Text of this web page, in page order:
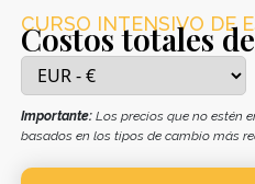
CURSO INTENSIVO DE
Costos totales
Importante:Los precios que no estén
basados en los tipos de cambio más